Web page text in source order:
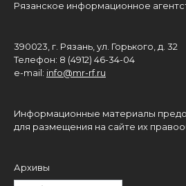
Рязанское информационное
390023, г. Рязань, ул. Горького, д. 32
Телефон: 8 (4912) 46-34-04
e-mail: info@mr-rf.ru
Информационные материалы
для размещения на сайте их
Архивы